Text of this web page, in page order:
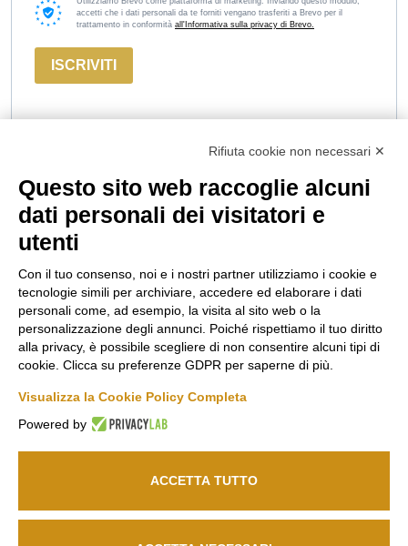
accetti che i dati personali da te forniti vengano trasferiti a Brevo per il
trattamento in conformità all'Informativa sulla privacy di Brevo.
ISCRIVITI
Marco
Felluga
Via Gorizia, 121
34072 Gradisca
d’Isonzo (GO)
T.+39 048199164
info@marcofelluga.it
rp@marcofelluga.it
Change Cookie
Russiz
Superiore
34070 Capriva del
Friuli (GO)
Ufficio T.+39 335
708 0590
Relais T. +39 331
663 6919
Area
Legale
Condizioni
Privacy Policy
Codice Etico
Cookie policy
Seguici
Rifiuta cookie non necessari ✕
Questo sito web raccoglie alcuni
dati personali dei visitatori e
utenti
Con il tuo consenso, noi e i nostri partner utilizziamo i cookie e
tecnologie simili per archiviare, accedere ed elaborare i dati
personali come, ad esempio, la visita al sito web o la
personalizzazione degli annunci. Poiché rispettiamo il tuo diritto
alla privacy, è possibile scegliere di non consentire alcuni tipi di
cookie. Clicca su preferenze GDPR per saperne di più.
Visualizza la Cookie Policy Completa
Powered by
ACCETTA TUTTO